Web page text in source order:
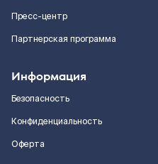
Пресс-центр
Партнерская программа
Информация
Безопасность
Конфиденциальность
Оферта